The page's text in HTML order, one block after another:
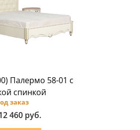
Палермо 58-01 с
спинкой
заказ
460 руб.